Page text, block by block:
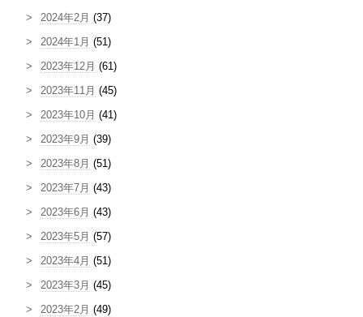
2024年2月 (37)
2024年1月 (51)
2023年12月 (61)
2023年11月 (45)
2023年10月 (41)
2023年9月 (39)
2023年8月 (51)
2023年7月 (43)
2023年6月 (43)
2023年5月 (57)
2023年4月 (51)
2023年3月 (45)
2023年2月 (49)